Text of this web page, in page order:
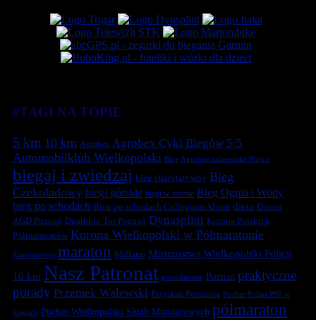
#TAGI NA TOPIE
5 km 10 km Agrobex Agrobex Cykl Biegów 5/5
Automobilklub Wielkopolski Bieg Agrobex zalasewska Piątka
biegaj i zwiedzaj bieg charytatywny Bieg
Czekoladowy biegi górskie biegi w terenie Bieg Ognia i Wody
bieg po schodach Bieg po schodach Collegium Altum dieta Domix
AGD Poznań Duathlon Tor Poznań Dynasplint Korona Polskich
Półmaratonów Korona Wielkopolski w Półmaratonie
Koronawirus maraton Millano Mistrzostwa Wielkopolski Policji
10 km Nasz Patronat nawodnienie Poznań praktyczne
porady Przemek Walewski Przystań Posnania Puchar Polski PSP w
biegach Puchar Wielkopolski Służb Mundurowych półmaraton